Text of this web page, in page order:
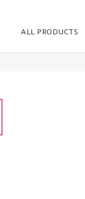
ALL PRODUCTS